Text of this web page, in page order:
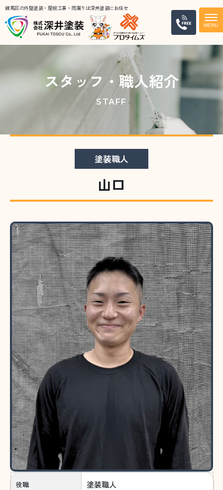
練馬区の外壁塗装・屋根工事・雨漏りは深井塗装にお任せ
電話
スタッフ・職人紹介
STAFF
塗装職人
山口
役職 塗装職人